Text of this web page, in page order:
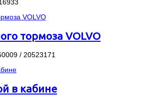
тормоза VOLVO
/ 20523171
в кабине